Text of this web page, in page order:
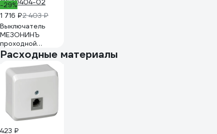
-29%
1 716 ₽2 403 ₽
Выключатель
МЕЗОНИНЪ
проходной
поворотный 2
положения, цвет -
Слонов. Кость
GE70404-02
Расходные материалы
423 ₽